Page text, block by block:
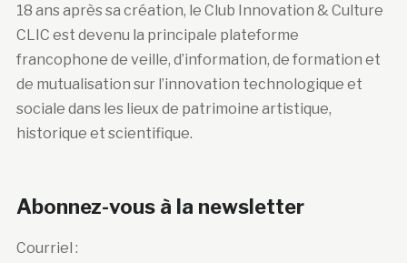
18 ans après sa création, le Club Innovation & Culture
CLIC est devenu la principale plateforme
francophone de veille, d’information, de formation et
de mutualisation sur l’innovation technologique et
sociale dans les lieux de patrimoine artistique,
historique et scientifique.
Abonnez-vous à la newsletter
Courriel :